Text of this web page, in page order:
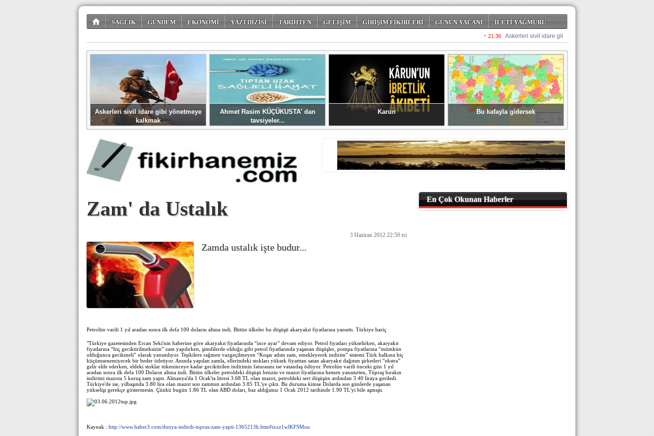
SAĞLIK GÜNDEM EKONOMİ YAZI DİZİSİ TARİHTEN GELİŞİM GİRİŞİM FİKİRLERİ GÜNÜN YALANI
İLETİ YAĞMURU
Askerleri sivil idare gibi yönetmeye
kalkmak
Ahmet Rasim KÜÇÜKUSTA' dan
tavsiyeler...
Karun Bu kafayla gidersek
Zam' da Ustalık
3 Haziran 2012 22:59 tsi
Zamda ustalık işte budur...
Petrolün varili 1 yıl aradan sonra ilk defa 100 doların altına indi. Bütün ülkeler bu düşüşü akaryakıt fiyatlarına yansıttı. Türkiye hariç.
"Türkiye gazetesinden Ercan Seki'nin haberine göre akaryakıt fiyatlarında “ince ayar” devam ediyor. Petrol fiyatları yükselirken, akaryakıt
fiyatlarına “hiç geciktirilmeksizin” zam yapılırken, şimdilerde olduğu gibi petrol fiyatlarında yaşanan düşüşler, pompa fiyatlarına “mümkün
olduğunca gecikmeli” olarak yansıtılıyor. Tepkilere rağmen vazgeçilmeyen “Koşar adım zam, emekleyerek indirim” sistemi Türk halkına hiç
küçümsenemiyecek bir beder ödetiyor. Anında yapılan zamla, ellerindeki stokları yüksek fiyatttan satan akaryakıt dağıtım şirketleri “ekstra”
gelir elde ederken, eldeki stoklar tükeninceye kadar geciktirilen indirimin faturasını ise vatandaş ödüyor. Petrolün varili önceki gün 1 yıl
aradan sonra ilk defa 100 Doların altına indi. Bütün ülkeler petroldeki düşüşü benzin ve mazot fiyatlarına hemen yansıtırten, Tüpraş bırakın
indirimi mazota 5 kuruş zam yaptı. Almanya'da 1 Ocak'ta litresi 3.68 TL olan mazot, petroldeki sert düşüşün ardından 3.40 liraya geriledi.
Türkiye'de ise, yılbaşında 3.80 lira olan mazot son zammın ardından 3.85 TL'ye çıktı. Bu duruma kimse Dolarda son günlerde yaşanan
yükselişi gerekçe göstermesin. Çünkü bugün 1.86 TL olan ABD doları, baz aldığımız 1 Ocak 2012 tarihinde 1.90 TL'yi bile aşmıştı.
Kaynak : http://www.haber3.com/dunya-indirdi-tupras-zam-yapti-1365213h.htm#ixzz1wlKFSMou
En Çok Okunan Haberler